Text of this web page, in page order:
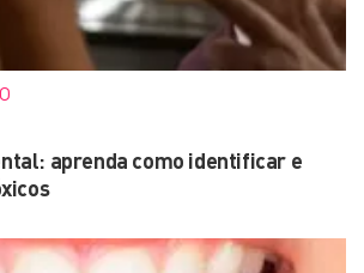
aprenda como identificar e